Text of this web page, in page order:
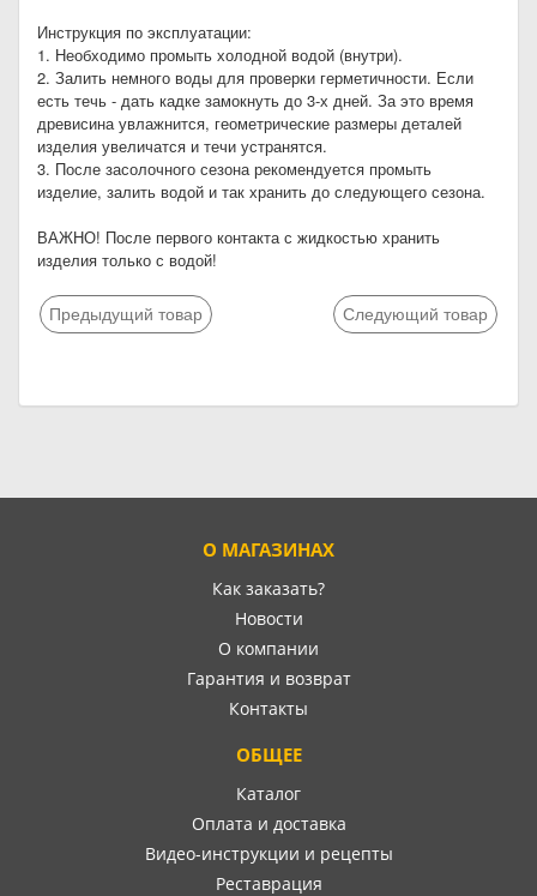
Инструкция по эксплуатации:
1. Необходимо промыть холодной водой (внутри).
2. Залить немного воды для проверки герметичности. Если
есть течь - дать кадке замокнуть до 3-х дней. За это время
древисина увлажнится, геометрические размеры деталей
изделия увеличатся и течи устранятся.
3. После засолочного сезона рекомендуется промыть
изделие, залить водой и так хранить до следующего сезона.
ВАЖНО! После первого контакта с жидкостью хранить
изделия только с водой!
Предыдущий товар Следующий товар
О МАГАЗИНАХ
Как заказать?
Новости
О компании
Гарантия и возврат
Контакты
ОБЩЕЕ
Каталог
Оплата и доставка
Видео-инструкции и рецепты
Реставрация